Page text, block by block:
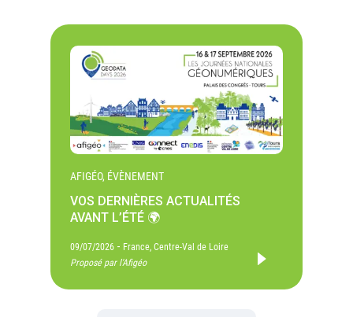
AFIGÉO, ÉVÈNEMENT
VOS DERNIÈRES ACTUALITÉS
AVANT L’ÉTÉ 🌍
09/07/2026 - France, Centre-Val de Loire
Proposé par l'Afigéo